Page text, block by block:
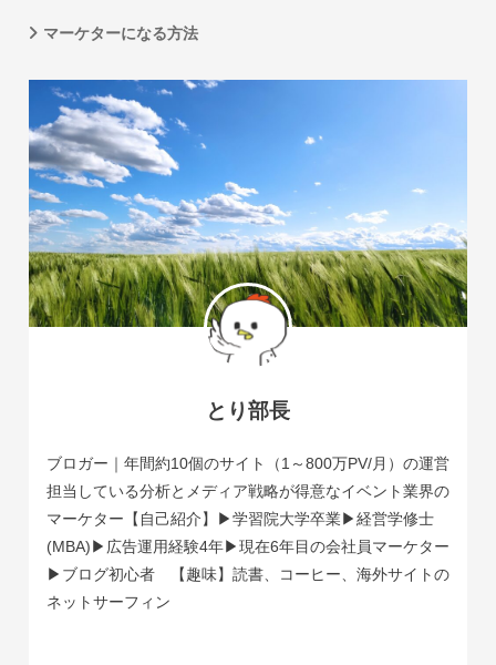
マーケターになる方法
とり部長
ブロガー｜年間約10個のサイト（1～800万PV/月）の運営
担当している分析とメディア戦略が得意なイベント業界の
マーケター【自己紹介】▶学習院大学卒業▶経営学修士
(MBA)▶広告運用経験4年▶現在6年目の会社員マーケター
▶ブログ初心者 【趣味】読書、コーヒー、海外サイトの
ネットサーフィン